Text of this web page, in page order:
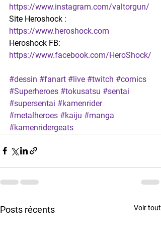
https://www.instagram.com/valtorgun/
Site Heroshock :
https://www.heroshock.com
Heroshock FB:
https://www.facebook.com/HeroShock/
#dessin #fanart #live #twitch #comics
#Superheroes #tokusatsu #sentai
#supersentai #kamenrider
#metalheroes #kaiju #manga
#kamenridergeats
Posts récents Voir tout